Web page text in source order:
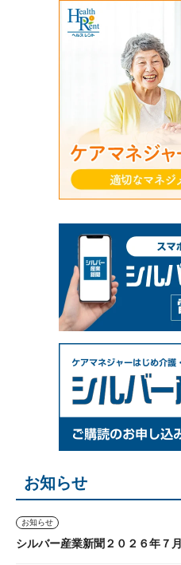
お知らせ
お知らせ
シルバー産業新聞２０２６年７